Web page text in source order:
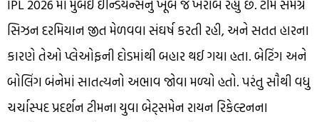
IPL 2026 માં મુંબઈ ઈન્ડિયન્સનું ખૂબ જ ખરાબ રહ્યું છે. ટીમ સમગ્ર
સિઝન દરમિયાન જીત મેળવવા સંઘર્ષ કરતી રહી, અને સતત હારના
કારણે તેઓ પ્લેઓફની દોડમાંથી બહાર થઈ ગયા હતા. બેટિંગ અને
બોલિંગ બંનેમાં સાતત્યનો અભાવ જોવા મળ્યો હતો. પરંતુ સૌથી વધુ
ચર્ચાસ્પદ પ્રદર્શન ટીમના યુવા બેટ્સમેન રાયન રિકેલ્ટનના